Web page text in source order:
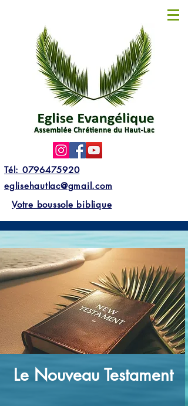
Tél: 0796475920
eglisehautlac@gmail.com
Votre boussole biblique
Le Nouveau Testament